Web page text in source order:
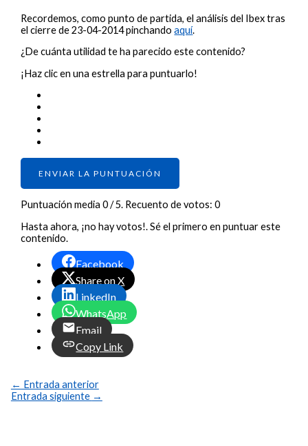
Recordemos, como punto de partida, el análisis del Ibex tras
el cierre de 23-04-2014 pinchandoaquí.
¿De cuánta utilidad te ha parecido este contenido?
¡Haz clic en una estrella para puntuarlo!
ENVIAR LA PUNTUACIÓN
Puntuación media0/ 5. Recuento de votos:0
Hasta ahora, ¡no hay votos!. Sé el primero en puntuar este
contenido.
Facebook
Share on X
LinkedIn
WhatsApp
Email
Copy Link
← Entrada anterior
Entrada siguiente →